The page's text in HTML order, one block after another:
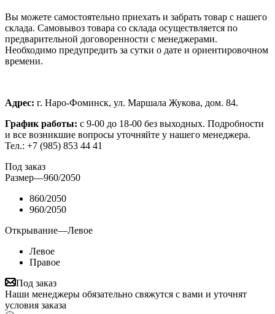
Вы можете самостоятельно приехать и забрать товар с нашего
склада. Самовывоз товара со склада осуществляется по
предварительной договоренности с менеджерами.
Необходимо предупредить за сутки о дате и ориентировочном
времени.
Адрес: г. Наро-Фоминск, ул. Маршала Жукова, дом. 84.
График работы: с 9-00 до 18-00 без выходных. Подробности
и все возникшие вопросы уточняйте у нашего менеджера.
Тел.: +7 (985) 853 44 41
Под заказ
Размер—960/2050
860/2050
960/2050
Открывание—Левое
Левое
Правое
Под заказ
Наши менеджеры обязательно свяжутся с вами и уточнят
условия заказа